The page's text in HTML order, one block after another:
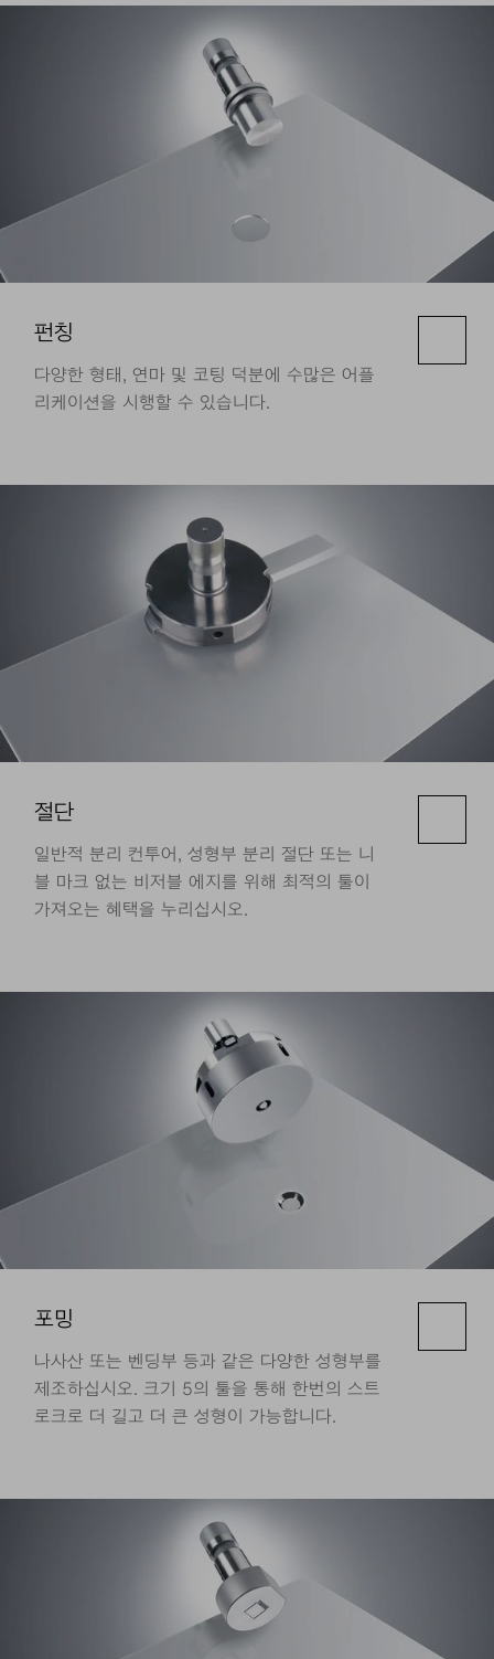
펀칭
다양한 형태, 연마 및 코팅 덕분에 수많은 어플
리케이션을 시행할 수 있습니다.
절단
일반적 분리 컨투어, 성형부 분리 절단 또는 니
블 마크 없는 비저블 에지를 위해 최적의 툴이
가져오는 혜택을 누리십시오.
포밍
나사산 또는 벤딩부 등과 같은 다양한 성형부를
제조하십시오. 크기 5의 툴을 통해 한번의 스트
로크로 더 길고 더 큰 성형이 가능합니다.